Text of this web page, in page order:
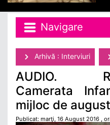
Navigare
Arhivă : Interviuri
AUDIO.
Camerata
mijloc de
Publicat: marţi, 16 August 2016 ,